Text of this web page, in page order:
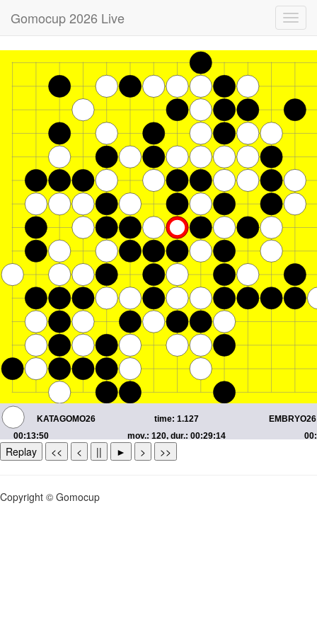
Gomocup 2026 Live
Replay << < || ► > >>
Copyright © Gomocup